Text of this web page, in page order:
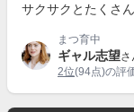
サクサクとたくさ
まつ育中
ギャル志望
2位(94点)の評